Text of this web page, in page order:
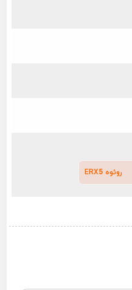
روئوه ERX5